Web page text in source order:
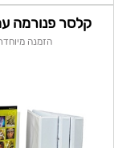
קלסר פנורמה
הזמנה